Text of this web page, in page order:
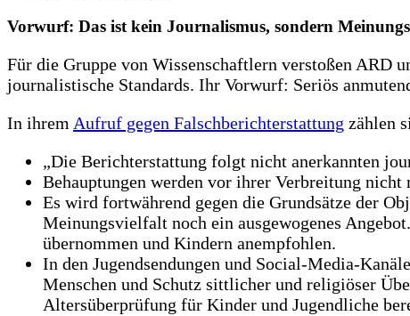
Vorwurf: Das ist kein Journalismus, sondern
Für die Gruppe von Wissenschaftlern verstoßen ARD
journalistische Standards. Ihr Vorwurf: Seriös
In ihremAufruf gegen Falschberichterstattung zählen
„Die Berichterstattung folgt nicht anerkannten
Behauptungen werden vor ihrer Verbreitung
Es wird fortwährend gegen die Grundsätze der
Meinungsvielfalt noch ein ausgewogenes
übernommen und Kindern anempfohlen.
In den Jugendsendungen und Social-Media-
Menschen und Schutz sittlicher und religiöser
Altersüberprüfung für Kinder und Jugendliche